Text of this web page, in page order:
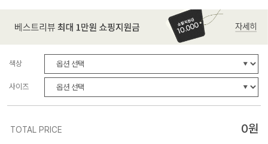
색상
사이즈
TOTAL PRICE 0원